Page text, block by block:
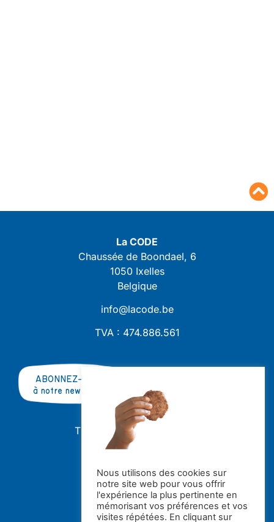
La CODE
Chaussée de Boondael, 6
1050 Ixelles
Belgique
info@lacode.be
TVA : 474.886.561
ABONNEZ-VOUS
à notre newsletter
TRAVAILLER AVEC NOUS ?
STAGES
Avec le soutien de la
Nous utilisons des cookies sur
notre site web pour vous offrir
l'expérience la plus pertinente en
mémorisant vos préférences et vos
visites répétées. En cliquant sur